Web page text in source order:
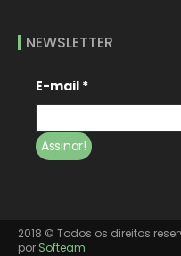
NEWSLETTER
E-mail *
2018 © Todos os direitos
por Softeam